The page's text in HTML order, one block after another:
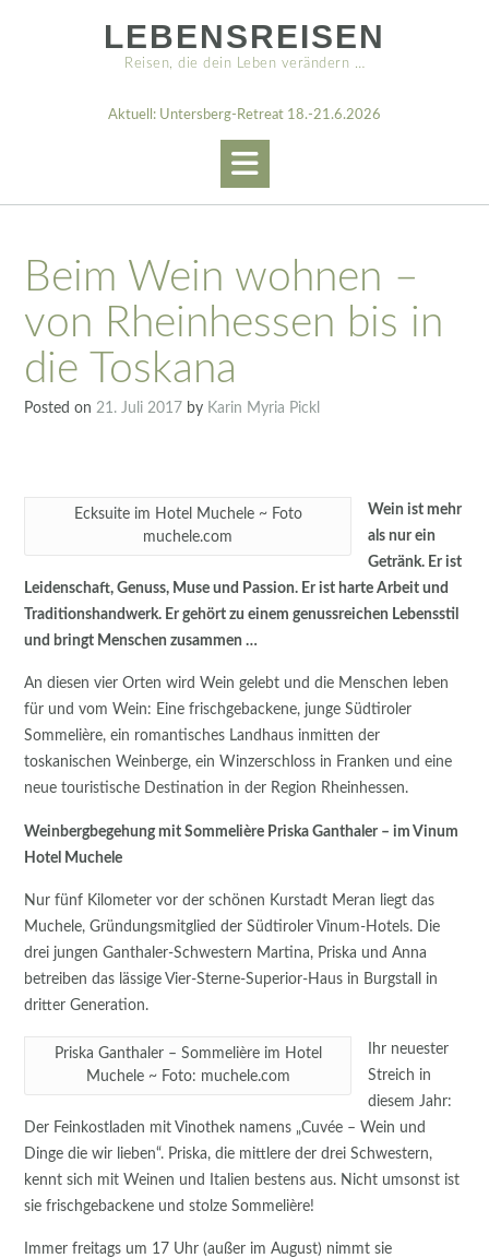
LEBENSREISEN
Reisen, die dein Leben verändern …
Aktuell: Untersberg-Retreat 18.-21.6.2026
Beim Wein wohnen –
von Rheinhessen bis in
die Toskana
Posted on 21. Juli 2017 by Karin Myria Pickl
Ecksuite im Hotel Muchele ~ Foto
muchele.com
Wein ist mehr
als nur ein
Getränk. Er ist
Leidenschaft, Genuss, Muse und Passion. Er ist harte Arbeit und
Traditionshandwerk. Er gehört zu einem genussreichen Lebensstil
und bringt Menschen zusammen …
An diesen vier Orten wird Wein gelebt und die Menschen leben
für und vom Wein: Eine frischgebackene, junge Südtiroler
Sommelière, ein romantisches Landhaus inmitten der
toskanischen Weinberge, ein Winzerschloss in Franken und eine
neue touristische Destination in der Region Rheinhessen.
Weinbergbegehung mit Sommelière Priska Ganthaler – im Vinum
Hotel Muchele
Nur fünf Kilometer vor der schönen Kurstadt Meran liegt das
Muchele, Gründungsmitglied der Südtiroler Vinum-Hotels. Die
drei jungen Ganthaler-Schwestern Martina, Priska und Anna
betreiben das lässige Vier-Sterne-Superior-Haus in Burgstall in
dritter Generation.
Priska Ganthaler – Sommelière im Hotel
Muchele ~ Foto: muchele.com
Ihr neuester
Streich in
diesem Jahr:
Der Feinkostladen mit Vinothek namens „Cuvée – Wein und
Dinge die wir lieben“. Priska, die mittlere der drei Schwestern,
kennt sich mit Weinen und Italien bestens aus. Nicht umsonst ist
sie frischgebackene und stolze Sommelière!
Immer freitags um 17 Uhr (außer im August) nimmt sie